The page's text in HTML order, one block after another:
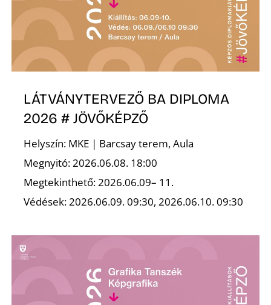
LÁTVÁNYTERVEZŐ BA DIPLOMA
2026 # JÖVŐKÉPZŐ
Helyszín: MKE | Barcsay terem, Aula
Megnyitó: 2026.06.08. 18:00
Megtekinthető: 2026.06.09– 11.
Védések: 2026.06.09. 09:30, 2026.06.10. 09:30